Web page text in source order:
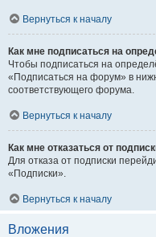
Вернуться к началу
Как мне подписаться на
Чтобы подписаться на
«Подписаться на форум» в
соответствующего форума.
Вернуться к началу
Как мне отказаться от
Для отказа от подписки
«Подписки».
Вернуться к началу
Вложения